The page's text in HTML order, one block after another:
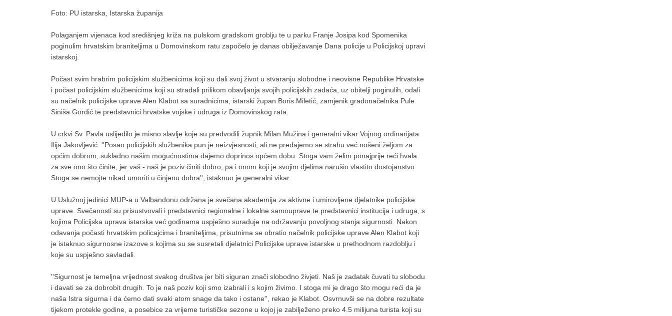
Foto: PU istarska, Istarska županija
Polaganjem vijenaca kod središnjeg križa na pulskom gradskom groblju te u parku Franje Josipa kod Spomenika
poginulim hrvatskim braniteljima u Domovinskom ratu započelo je danas obilježavanje Dana policije u Policijskoj upravi
istarskoj.
Počast svim hrabrim policijskim službenicima koji su dali svoj život u stvaranju slobodne i neovisne Republike Hrvatske
i počast policijskim službenicima koji su stradali prilikom obavljanja svojih policijskih zadaća, uz obitelji poginulih, odali
su načelnik policijske uprave Alen Klabot sa suradnicima, istarski župan Boris Miletić, zamjenik gradonačelnika Pule
Siniša Gordić te predstavnici hrvatske vojske i udruga iz Domovinskog rata.
U crkvi Sv. Pavla uslijedilo je misno slavlje koje su predvodili župnik Milan Mužina i generalni vikar Vojnog ordinarijata
Ilija Jakovljević. ''Posao policijskih službenika pun je neizvjesnosti, ali ne predajemo se strahu već nošeni željom za
općim dobrom, sukladno našim mogućnostima dajemo doprinos općem dobu. Stoga vam želim ponajprije reći hvala
za sve ono što činite, jer vaš - naš je poziv činiti dobro, pa i onom koji je svojim djelima narušio vlastito dostojanstvo.
Stoga se nemojte nikad umoriti u činjenu dobra'', istaknuo je generalni vikar.
U Uslužnoj jedinici MUP-a u Valbandonu održana je svečana akademija za aktivne i umirovljene djelatnike policijske
uprave. Svečanosti su prisustvovali i predstavnici regionalne i lokalne samouprave te predstavnici institucija i udruga, s
kojima Policijska uprava istarska već godinama uspješno surađuje na održavanju povoljnog stanja sigurnosti. Nakon
odavanja počasti hrvatskim policajcima i braniteljima, prisutnima se obratio načelnik policijske uprave Alen Klabot koji
je istaknuo sigurnosne izazove s kojima su se susretali djelatnici Policijske uprave istarske u prethodnom razdoblju i
koje su uspješno savladali.
''Sigurnost je temeljna vrijednost svakog društva jer biti siguran znači slobodno živjeti. Naš je zadatak čuvati tu slobodu
i davati se za dobrobit drugih. To je naš poziv koji smo izabrali i s kojim živimo. I stoga mi je drago što mogu reći da je
naša Istra sigurna i da ćemo dati svaki atom snage da tako i ostane'', rekao je Klabot. Osvrnuvši se na dobre rezultate
tijekom protekle godine, a posebice za vrijeme turističke sezone u kojoj je zabilježeno preko 4.5 milijuna turista koji su